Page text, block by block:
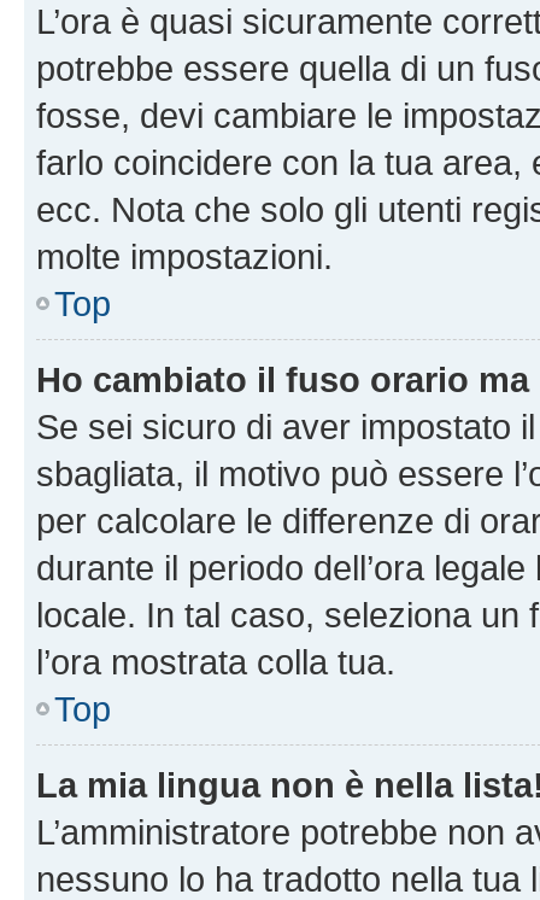
L’ora è quasi sicuramente
potrebbe essere quella di un
fosse, devi cambiare le
farlo coincidere con la tua area,
ecc. Nota che solo gli utenti
molte impostazioni.
Top
Ho cambiato il fuso orario ma
Se sei sicuro di aver impostato
sbagliata, il motivo può essere
per calcolare le differenze di
durante il periodo dell’ora
locale. In tal caso, seleziona
l’ora mostrata colla tua.
Top
La mia lingua non è nella
L’amministratore potrebbe non
nessuno lo ha tradotto nella tua